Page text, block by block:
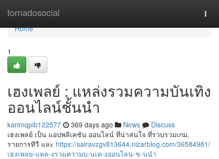
tornadosocial
Home
Home
1
เฮงเพลย์ : แหล่งรวมความบันเทิง
ออนไลน์ชั้นนำ
karimqpib122577 369 days ago News
Discuss
เฮงเพลย์ เป็น แอปพลิเคชัน ออนไลน์ ที่น่าสนใจ ที่รวบรวมเกม,
รายการทีวี และ https://sairavzgv813644.nizarblog.com/36584981/
เฮงเพลย-แหล-งรวมความบ-นเท-งออนไลน-ช-นนำ